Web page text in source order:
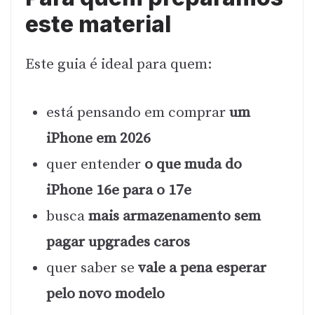
este material
Este guia é ideal para quem:
está pensando em comprarum
iPhone em 2026
quer entender o que muda do
iPhone 16e para o 17e
buscamais armazenamento sem
pagar upgrades caros
quer saber se vale a pena esperar
pelo novo modelo